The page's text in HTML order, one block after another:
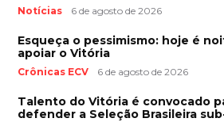
Notícias 6 de agosto de 2026
Esqueça o pessimismo: hoje é
apoiar o Vitória
Crônicas ECV 6 de agosto de 2026
Talento do Vitória é convocado
defender a Seleção Brasileira